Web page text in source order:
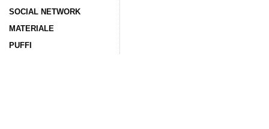
SOCIAL NETWORK
MATERIALE
PUFFI